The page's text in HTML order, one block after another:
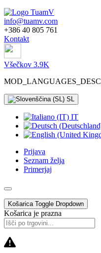
info@tuamv.com
+386 40 805 761
Kontakt
Všečkov 3.9K
MOD_LANGUAGES_DESC
SL
IT
Prijava
Seznam želja
Primerjaj
Košarica Toggle Dropdown
Košarica je prazna